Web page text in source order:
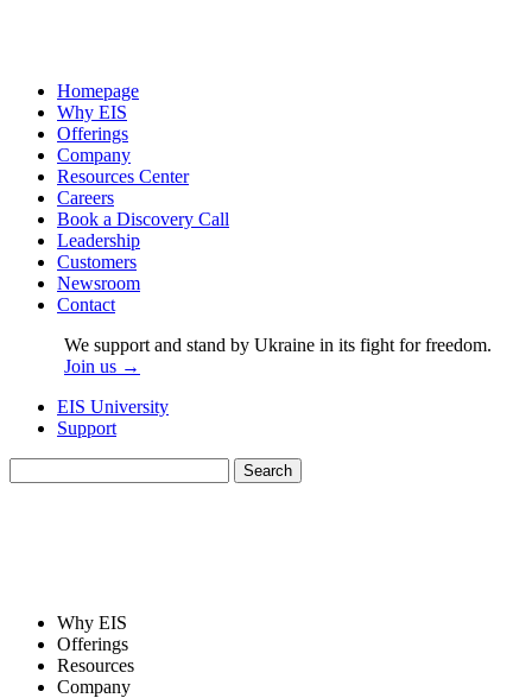
Homepage
Why EIS
Offerings
Company
Resources Center
Careers
Book a Discovery Call
Leadership
Customers
Newsroom
Contact
We support and stand by Ukraine in its fight for freedom.
Join us →
EIS University
Support
for:
Why EIS
Offerings
Resources
Company